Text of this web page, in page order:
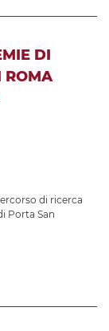
DI
ROMA
di ricerca
Porta San